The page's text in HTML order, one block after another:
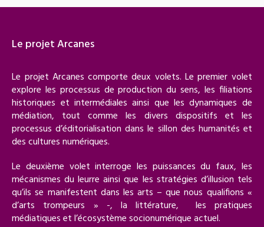
Le projet Arcanes
Le projet Arcanes comporte deux volets. Le premier volet
explore les processus de production du sens, les filiations
historiques et intermédiales ainsi que les dynamiques de
médiation, tout comme les divers dispositifs et les
processus d’éditorialisation dans le sillon des humanités et
des cultures numériques.
Le deuxième volet interroge les puissances du faux, les
mécanismes du leurre ainsi que les stratégies d’illusion tels
qu’ils se manifestent dans les arts – que nous qualifions «
d’arts trompeurs » -, la littérature, les pratiques
médiatiques et l’écosystème socionumérique actuel.